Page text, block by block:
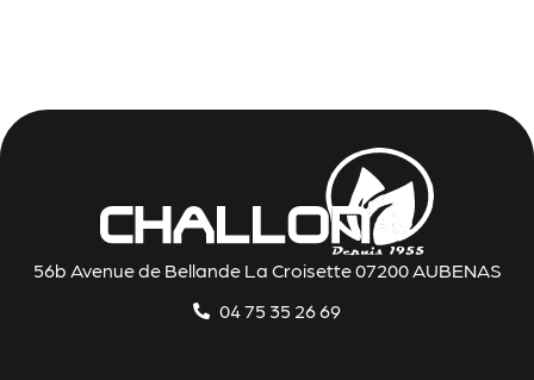
56b Avenue de Bellande La Croisette 07200 AUBENAS
04 75 35 26 69